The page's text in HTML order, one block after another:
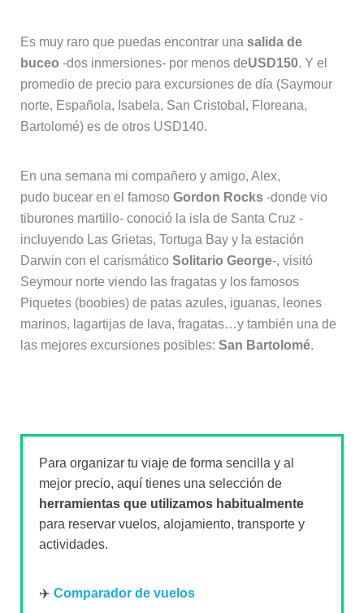
Es muy raro que puedas encontrar una salida de
buceo -dos inmersiones- por menos deUSD150. Y el
promedio de precio para excursiones de día (Saymour
norte, Española, Isabela, San Cristobal, Floreana,
Bartolomé) es de otros USD140.
En una semana mi compañero y amigo, Alex,
pudo bucear en el famoso Gordon Rocks -donde vio
tiburones martillo- conoció la isla de Santa Cruz -
incluyendo Las Grietas, Tortuga Bay y la estación
Darwin con el carismático Solitario George-, visitó
Seymour norte viendo las fragatas y los famosos
Piquetes (boobies) de patas azules, iguanas, leones
marinos, lagartijas de lava, fragatas…y también una de
las mejores excursiones posibles: San Bartolomé.
Para organizar tu viaje de forma sencilla y al
mejor precio, aquí tienes una selección de
herramientas que utilizamos habitualmente
para reservar vuelos, alojamiento, transporte y
actividades.
✈️ Comparador de vuelos